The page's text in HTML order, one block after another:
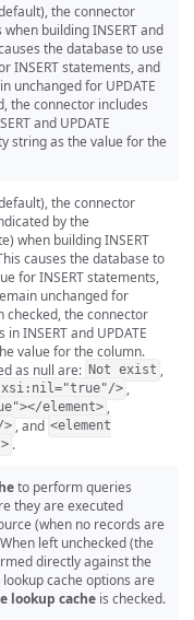
the connector
building INSERT and
the database to use
INSERT statements, and
unchanged for UPDATE
the connector includes
and UPDATE
string as the value for the
the connector
by the
when building INSERT
causes the database to
for INSERT statements,
unchanged for
checked, the connector
INSERT and UPDATE
value for the column.
as null are: Not exist ,
xsi:nil="true"/> ,
element> ,
, and <element
.
to perform queries
they are executed
(when no records are
left unchecked (the
directly against the
cache options are
lookup cache is checked.